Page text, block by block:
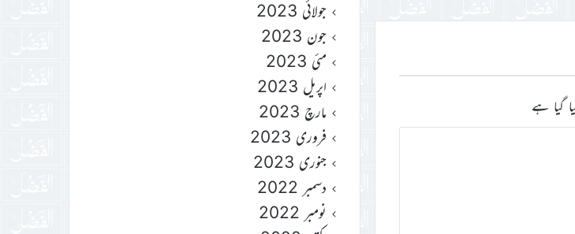
گیا ہے
جولائی 2023
جون 2023
مئی 2023
اپریل 2023
مارچ 2023
فروری 2023
جنوری 2023
دسمبر 2022
نومبر 2022